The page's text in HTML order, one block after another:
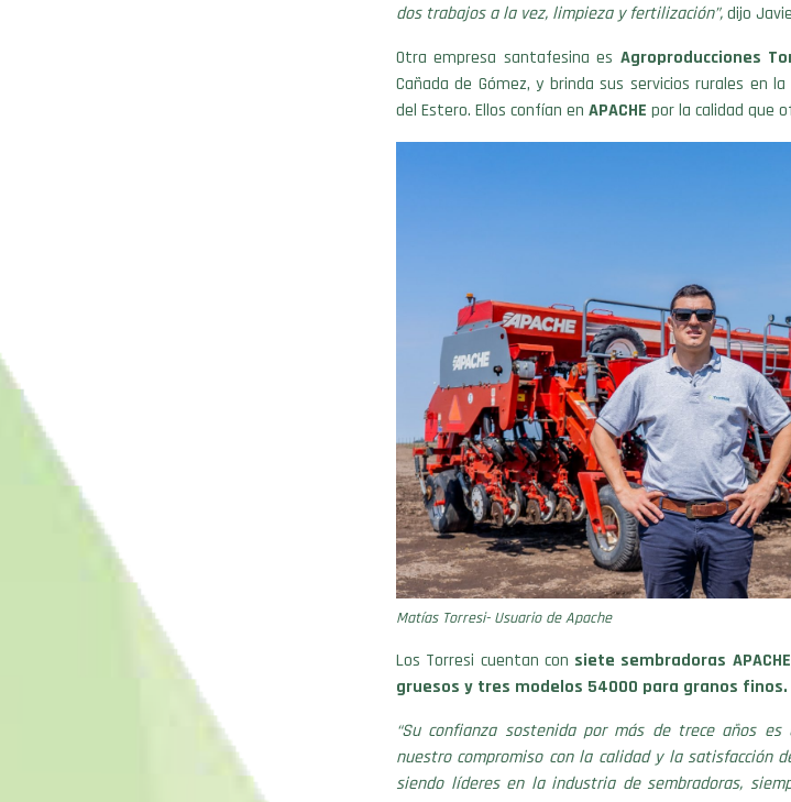
dos trabajos a la vez, limpieza y fertilización”,dijo
Otra empresa santafesina es Agroproducciones
Cañada de Gómez, y brinda sus servicios rurales en
del Estero. Ellos confían en APACHE por la calidad que
Matías Torresi- Usuario de Apache
Los Torresi cuentan con siete sembradoras
gruesos y tres modelos 54000 para granos finos.
“Su confianza sostenida por más de trece años
nuestro compromiso con la calidad y la satisfacción
siendo líderes en la industria de sembradoras,